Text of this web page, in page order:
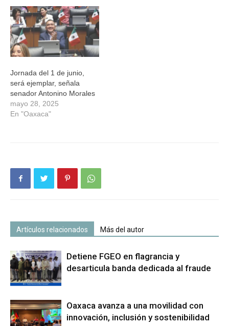
Jornada del 1 de junio,
será ejemplar, señala
senador Antonino Morales
mayo 28, 2025
En "Oaxaca"
Artículos relacionados Más del autor
Detiene FGEO en flagrancia y
desarticula banda dedicada al fraude
Oaxaca avanza a una movilidad con
innovación, inclusión y sostenibilidad